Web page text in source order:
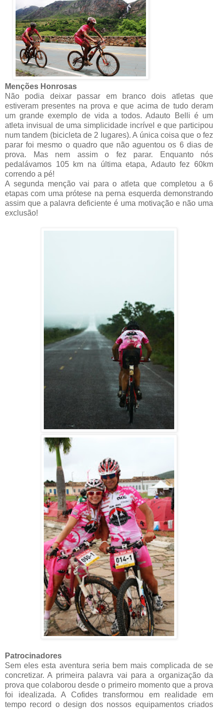
Menções Honrosas
Não podia deixar passar em branco dois atletas que
estiveram presentes na prova e que acima de tudo deram
um grande exemplo de vida a todos. Adauto Belli é um
atleta invisual de uma simplicidade incrível e que participou
num tandem (bicicleta de 2 lugares). A única coisa que o fez
parar foi mesmo o quadro que não aguentou os 6 dias de
prova. Mas nem assim o fez parar. Enquanto nós
pedalávamos 105 km na última etapa, Adauto fez 60km
correndo a pé!
A segunda menção vai para o atleta que completou a 6
etapas com uma prótese na perna esquerda demonstrando
assim que a palavra deficiente é uma motivação e não uma
exclusão!
Patrocinadores
Sem eles esta aventura seria bem mais complicada de se
concretizar. A primeira palavra vai para a organização da
prova que colaborou desde o primeiro momento que a prova
foi idealizada. A Cofides transformou em realidade em
tempo record o design dos nossos equipamentos criados